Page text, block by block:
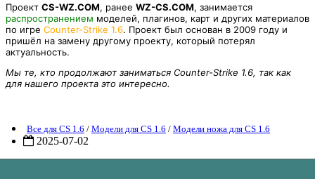
Проект CS-WZ.COM, ранее WZ-CS.COM, занимается
распространением моделей, плагинов, карт и других материалов
по игре Counter-Strike 1.6. Проект был основан в 2009 году и
пришёл на замену другому проекту, который потерял
актуальность.
Мы те, кто продолжают заниматься Counter-Strike 1.6, так как
для нашего проекта это интересно.
Все для CS 1.6 / Модели для CS 1.6 / Модели ножа для CS 1.6
2025-07-02